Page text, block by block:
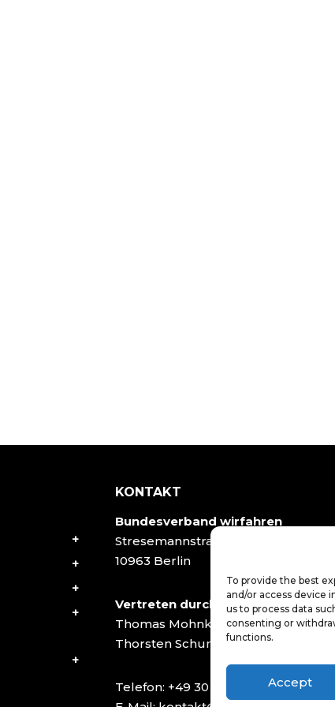
To provide the best
and/or access device
us to process data
consenting or
functions.
Accept
KONTAKT
Bundesverband wirfahren
Stresemannstraße 78
10963 Berlin
Vertreten durch:
Thomas Mohnke
Thorsten Schumacher
Telefon: +49 30 4050292720